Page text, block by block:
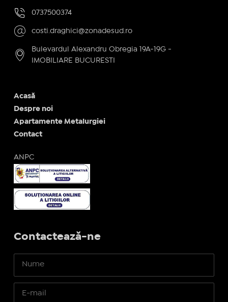
0737500374
costi.draghici@zonadesud.ro
Bulevardul Alexandru Obregia 19A-19G -
IMOBILIARE BUCURESTI
Acasă
Despre noi
Apartamente Metalurgiei
Contact
ANPC
Contactează-ne